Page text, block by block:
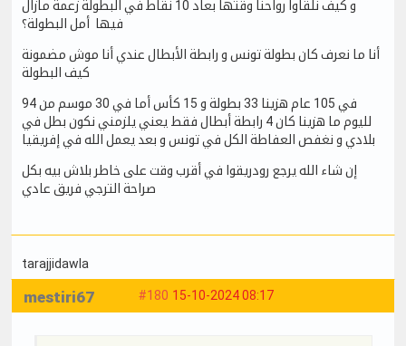
و كيف نلقاوا رواحنا وقتها بعاد 10 نقاط في البطولة زعمة مازال
فيها أمل البطولة؟
أنا ما نعرف كان بطولة تونس و رابطة الأبطال عندي أنا موش مضمونة
كيف البطولة
في 105 عام هزينا 33 بطولة و 15 كأس أما في 30 موسم من 94
لليوم ما هزينا كان 4 رابطة أبطال فقط يعني يلزمني نكون بطل في
بلادي و نغفص العفاطة الكل في تونس و بعد يعمل الله في إفريقيا
إن شاء الله يرجع رودريقوا في أقرب وقت على خاطر بلاش بيه بكل
صراحة الترجي فريق عادي
tarajjidawla
#180 15-10-2024 08:17
mestiri67